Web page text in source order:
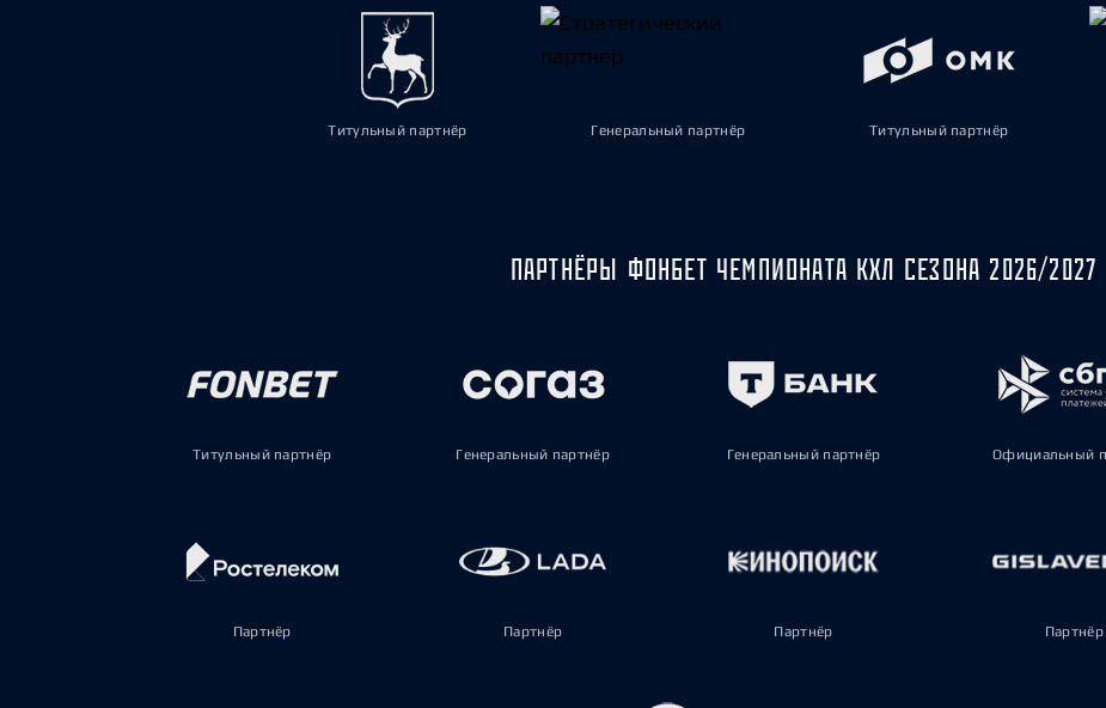
Титульный партнёр Генеральный партнёр Титульный партнёр
ПАРТНЁРЫ ФОНБЕТ ЧЕМПИОНАТА КХЛ СЕЗОНА 2026/2027
Титульный партнёр Генеральный партнёр Генеральный партнёр Официальный
Партнёр Партнёр Партнёр Партнёр